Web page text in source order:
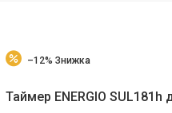
–12%
Таймер ENERGIO